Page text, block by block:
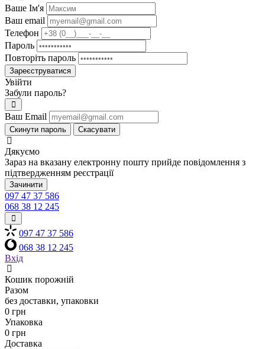
Ваше Iм'я
Ваш email
Телефон
Пароль
Повторіть пароль
Зареєструватися
Увійти
Забули пароль?
Ваш Email
Скинути пароль Скасувати
Дякуємо
Зараз на вказану електронну пошту прийде повідомлення з
підтвердженням реєстрації
Зачинити
097 47 37 586
068 38 12 245
097 47 37 586
068 38 12 245
Вхід
Кошик порожній
Разом
без доставки, упаковки
0 грн
Упаковка
0 грн
Доставка